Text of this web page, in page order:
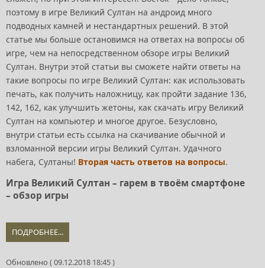
поэтому в игре Великий Султан на андроид много
подводных камней и нестандартных решений. В этой
статье мы больше остановимся на ответах на вопросы об
игре, чем на непосредственном обзоре игры Великий
Султан. Внутри этой статьи вы сможете найти ответы на
такие вопросы по игре Великий Султан: как использовать
печать, как получить наложницу, как пройти задание 136,
142, 162, как улучшить жетоны, как скачать игру Великий
Султан на компьютер и многое другое. Безусловно,
внутри статьи есть ссылка на скачивание обычной и
взломанной версии игры Великий Султан. Удачного
набега, Султаны! Вторая часть ответов на вопросы.
Игра Великий Султан – гарем в твоём смартфоне
– обзор игры
ПОДРОБНЕЕ...
Обновлено ( 09.12.2018 18:45 )